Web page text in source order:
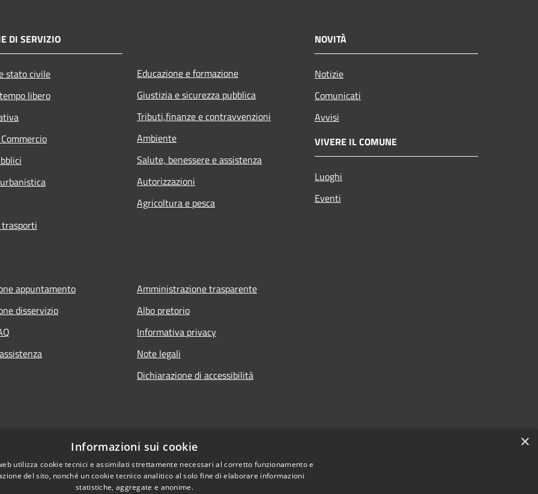
DI SERVIZIO
stato civile
libero
Educazione e formazione
Giustizia e sicurezza pubblica
Tributi,finanze e contravvenzioni
Ambiente
Salute, benessere e assistenza
Autorizzazioni
Agricoltura e pesca
NOVITÀ
Notizie
Comunicati
Avvisi
VIVERE IL COMUNE
Luoghi
Eventi
appuntamento
disservizio
Amministrazione trasparente
Albo pretorio
Informativa privacy
Note legali
Dichiarazione di accessibilità
×
Informazioni sui cookie
utilizza cookie tecnici e assimilati strettamente necessari al corretto funzionamento e
del sito, nonché un cookie tecnico analitico al solo fine di elaborare informazioni
statistiche, aggregate e anonime.